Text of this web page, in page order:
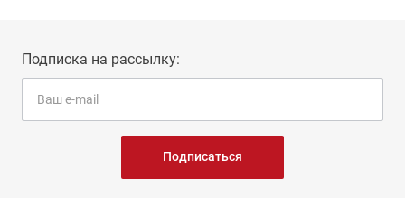
Подписка на рассылку:
Подписаться